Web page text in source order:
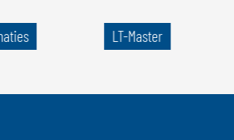
LT-Master